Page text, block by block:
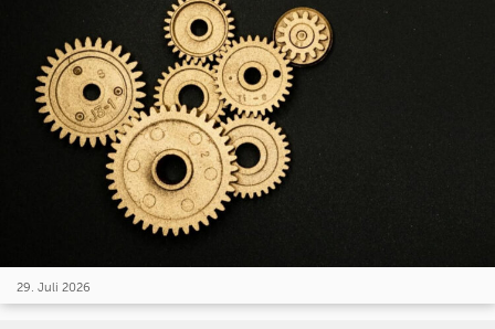
29. Juli 2026